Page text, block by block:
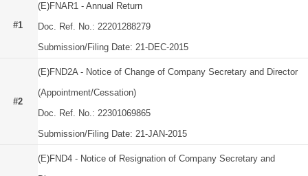
#1
(E)FNAR1 - Annual Return
Doc. Ref. No.: 22201288279
Submission/Filing Date: 21-DEC-2015
#2
(E)FND2A - Notice of Change of Company Secretary and Director
(Appointment/Cessation)
Doc. Ref. No.: 22301069865
Submission/Filing Date: 21-JAN-2015
(E)FND4 - Notice of Resignation of Company Secretary and